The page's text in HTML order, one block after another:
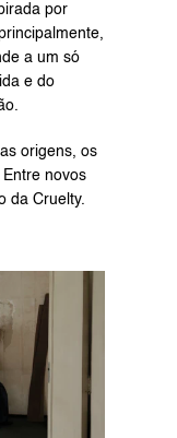
por
a um só
e do
origens, os
novos
da Cruelty.